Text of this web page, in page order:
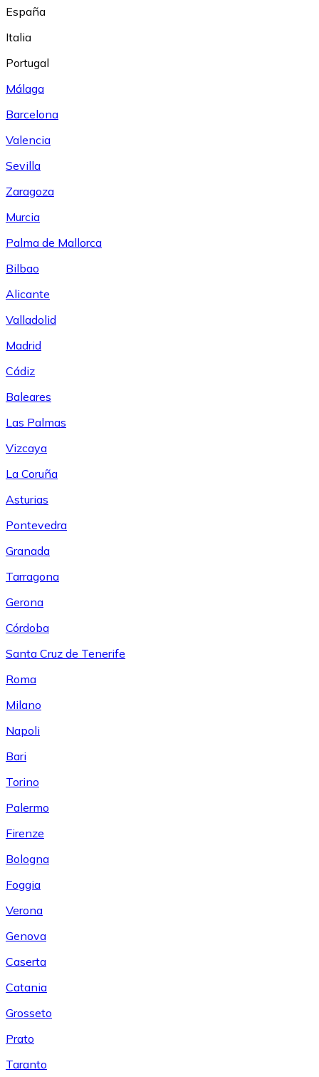
España
Italia
Portugal
Málaga
Barcelona
Valencia
Sevilla
Zaragoza
Murcia
Palma de Mallorca
Bilbao
Alicante
Valladolid
Madrid
Cádiz
Baleares
Las Palmas
Vizcaya
La Coruña
Asturias
Pontevedra
Granada
Tarragona
Gerona
Córdoba
Santa Cruz de Tenerife
Roma
Milano
Napoli
Bari
Torino
Palermo
Firenze
Bologna
Foggia
Verona
Genova
Caserta
Catania
Grosseto
Prato
Taranto